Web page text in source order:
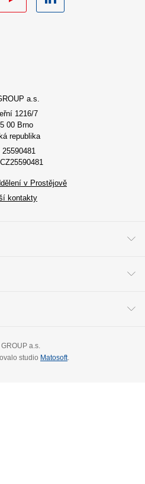
a.s.
1216/7
00 Brno
republika
25590481
v Prostějově
kontakty
a.s.
studio Matosoft.